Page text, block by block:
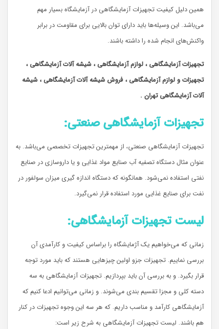
همین دلیل کیفیت تجهیزات آزمایشگاهی در آزمایشگاه بسیار مهم
می‌باشد. این وسیله‌ها باید دارای توان بالایی برای مقاومت در برابر
واکنش‌های انجام شده را داشته باشند.
تجهیزات آزمایشگاهی ، لوازم آزمایشگاهی ، شیشه آلات آزمایشگاهی ،
تجهیزات و لوازم آزمایشگاهی ، فروش شیشه آلات آزمایشگاهی ، شیشه
آلات آزمایشگاهی تهران .
تجهیزات آزمایشگاهی صنعتی:
تجهیزات آزمایشگاهی صنعتی، از مهمترین تجهیزات تخصصی می‌باشد. به
عنوان مثال دستگاه تصفیه آب صنایع مواد غذایی و یا داروسازی در صنایع
نفتی استفاده نمی‎‌شود. همانگونه که دستگاه اندازه گیری میزان سولفور در
نفت برای صنایع غذایی مورد استفاده قرار نمی‌گیرد.
لیست تجهیزات آزمایشگاهی:
زمانی که می‌خواهیم یک آژمایشگاه را براساس کیفیت و کارآمدی آن
بررسی نماییم. تجهیزات جزو اولین چیزهایی هستند که باید مورد توجه
قرار بگیرد. و به بررسی آن باید بپردازیم. تجهیزات آزمایشگاهی به سه
دسته کلی و مجزا تقسیم بندی می‌شوند. و زمانی می‌توانیم ادعا کنیم که
آزمایشگاهی کارآمد و مناسب داریم. که هر سه این وجوه تجهیزات در کنار
هم باشند. لیست تجهیزات آزمایشگاهی به شرح زیر است: